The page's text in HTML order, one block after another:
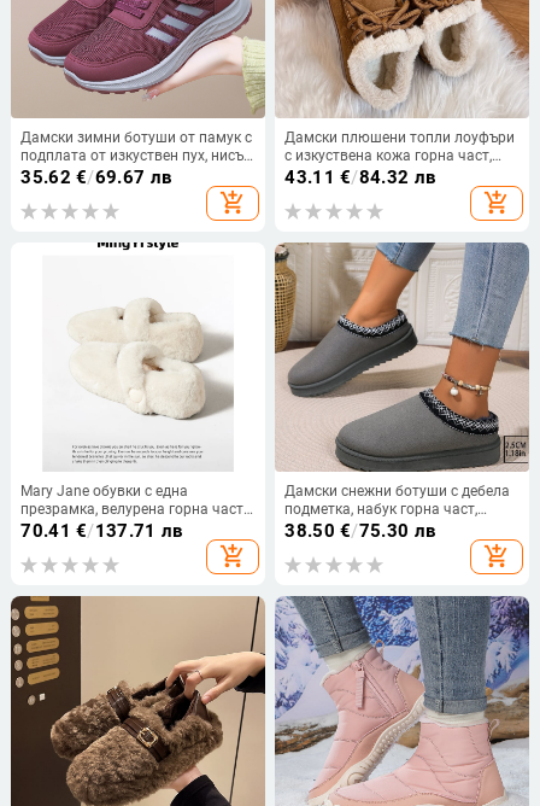
Дамски зимни ботуши от памук с
подплата от изкуствен пух, нисък
глезен, гумена подметка, връзки
35.62 €/69.67 лв
add_shopping_cart
Дамски плюшени топли лоуфъри
с изкуствена кожа горна част,
подплата от изкуствен пух, нисък
подметка
43.11 €/84.32 лв
add_shopping_cart
Mary Jane обувки с една
презрамка, велурена горна част,
гумирана подметка, стелка с
изкуствен пух, кръгла пръст
70.41 €/137.71 лв
add_shopping_cart
Дамски снежни ботуши с дебела
подметка, набук горна част,
подплата от изкуствен плюш,
стелка от изкуствена вълна,
нисък ток 1–3 см
38.50 €/75.30 лв
add_shopping_cart